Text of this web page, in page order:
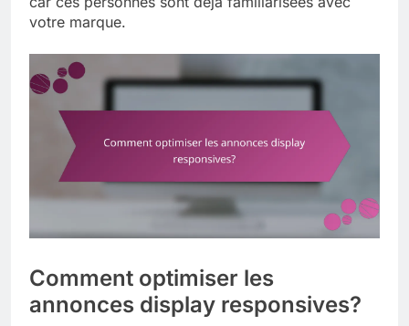
votre marque.
Comment optimiser les
annonces display responsives?